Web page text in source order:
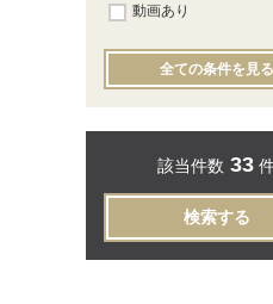
動画あり
全ての条件を見る
該当件数 33
検索する